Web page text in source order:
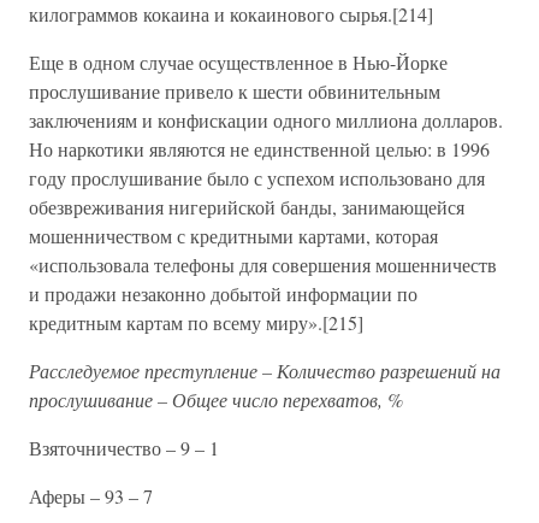
килограммов кокаина и кокаинового сырья.[214]
Еще в одном случае осуществленное в Нью-Йорке
прослушивание привело к шести обвинительным
заключениям и конфискации одного миллиона долларов.
Но наркотики являются не единственной целью: в 1996
году прослушивание было с успехом использовано для
обезвреживания нигерийской банды, занимающейся
мошенничеством с кредитными картами, которая
«использовала телефоны для совершения мошенничеств
и продажи незаконно добытой информации по
кредитным картам по всему миру».[215]
Расследуемое преступление – Количество разрешений на
прослушивание – Общее число перехватов, %
Взяточничество – 9 – 1
Аферы – 93 – 7